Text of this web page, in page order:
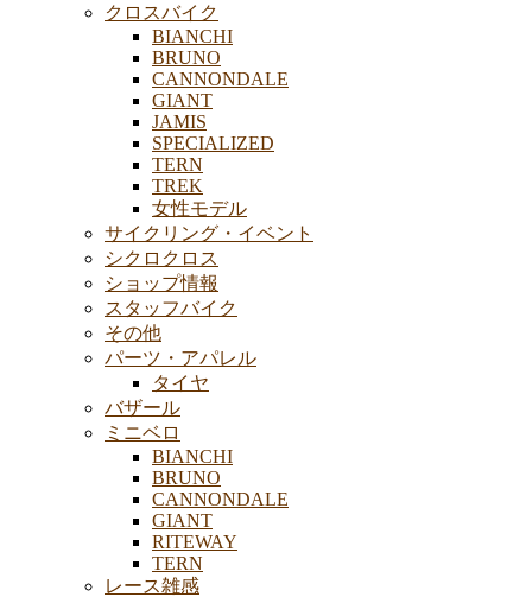
クロスバイク
BIANCHI
BRUNO
CANNONDALE
GIANT
JAMIS
SPECIALIZED
TERN
TREK
女性モデル
サイクリング・イベント
シクロクロス
ショップ情報
スタッフバイク
その他
パーツ・アパレル
タイヤ
バザール
ミニベロ
BIANCHI
BRUNO
CANNONDALE
GIANT
RITEWAY
TERN
レース雑感